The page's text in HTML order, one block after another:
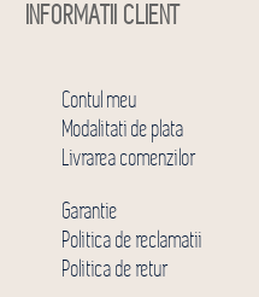
INFORMATII CLIENT
Contul meu
Modalitati de plata
Livrarea comenzilor
Garantie
Politica de reclamatii
Politica de retur